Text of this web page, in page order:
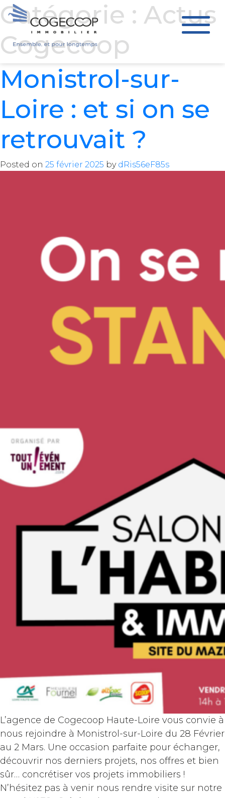
Catégorie : Actus
Cogecoop
Monistrol-sur-
Loire : et si on se
retrouvait ?
Posted on 25 février 2025 by dRis56eF85s
L’agence de Cogecoop Haute-Loire vous convie à
nous rejoindre à Monistrol-sur-Loire du 28 Février
au 2 Mars. Une occasion parfaite pour échanger,
découvrir nos derniers projets, nos offres et bien
sûr… concrétiser vos projets immobiliers !
N’hésitez pas à venir nous rendre visite sur notre